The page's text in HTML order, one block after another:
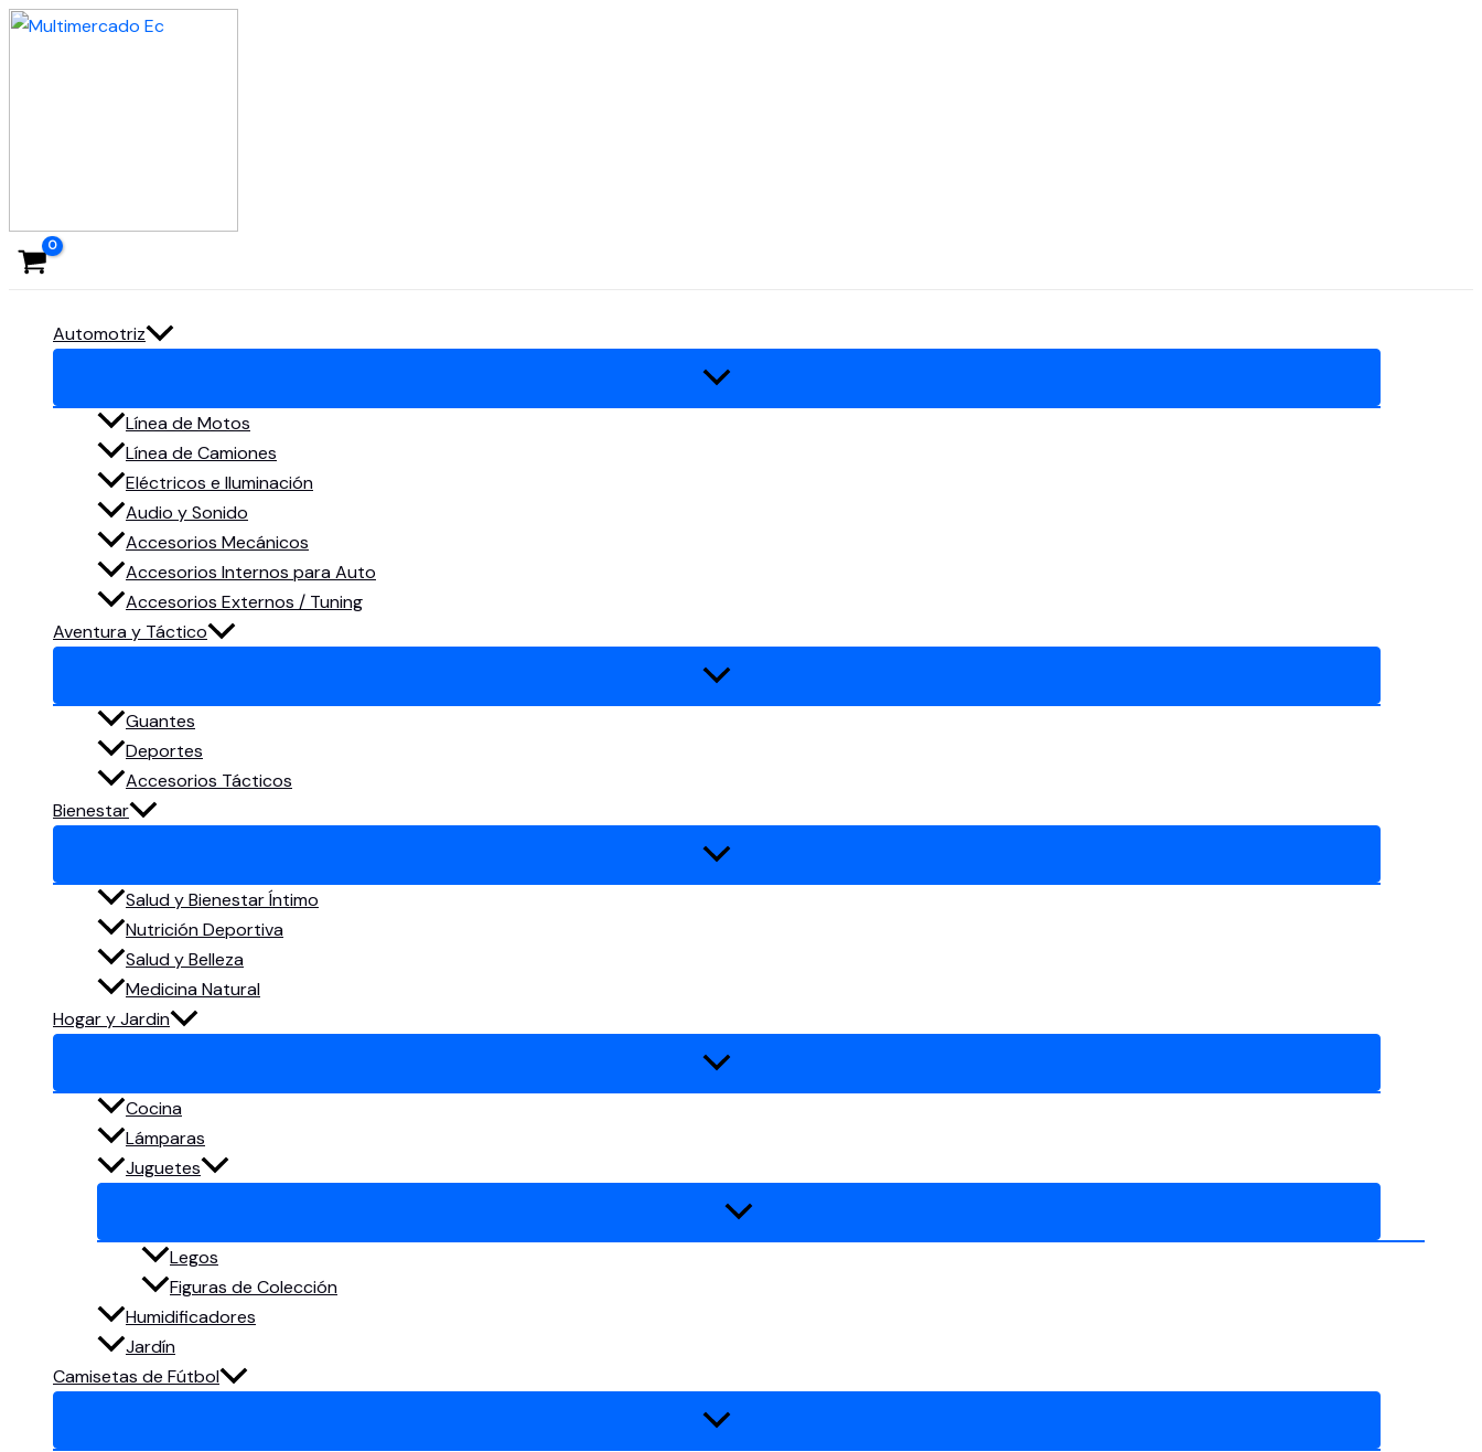
Ir
Automotriz
Línea de Motos
Línea de Camiones
Eléctricos e Iluminación
Audio y Sonido
Accesorios Mecánicos
Accesorios Internos para Auto
Accesorios Externos / Tuning
Aventura y Táctico
Guantes
Deportes
Accesorios Tácticos
Bienestar
Salud y Bienestar Íntimo
Nutrición Deportiva
Salud y Belleza
Medicina Natural
Hogar y Jardin
Cocina
Lámparas
Juguetes
Legos
Figuras de Colección
Humidificadores
Jardín
Camisetas de Fútbol